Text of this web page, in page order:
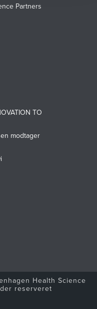
Partners
TO
modtager
Health Science
reserveret